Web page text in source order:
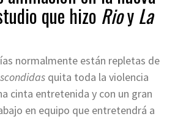
que hizo Rioy La
normalmente están repletas de
quita toda la violencia
cinta entretenida y con un gran
en equipo que entretendrá a